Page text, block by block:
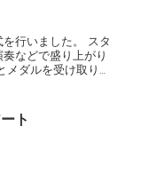
ました。 スタ
などで盛り上がり
ト